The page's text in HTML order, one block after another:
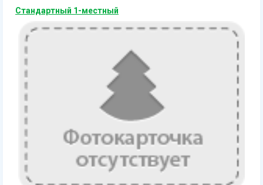
Стандартный 1-местный